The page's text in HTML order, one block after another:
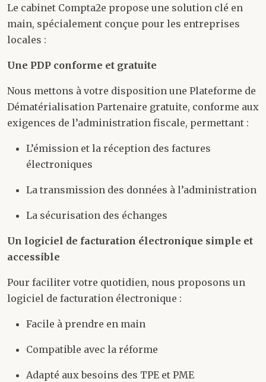
Le cabinet Compta2e propose une solution clé en
main, spécialement conçue pour les entreprises
locales :
Une PDP conforme et gratuite
Nous mettons à votre disposition une Plateforme de
Dématérialisation Partenaire gratuite, conforme aux
exigences de l’administration fiscale, permettant :
L’émission et la réception des factures
électroniques
La transmission des données à l’administration
La sécurisation des échanges
Un logiciel de facturation électronique simple et
accessible
Pour faciliter votre quotidien, nous proposons un
logiciel de facturation électronique :
Facile à prendre en main
Compatible avec la réforme
Adapté aux besoins des TPE et PME